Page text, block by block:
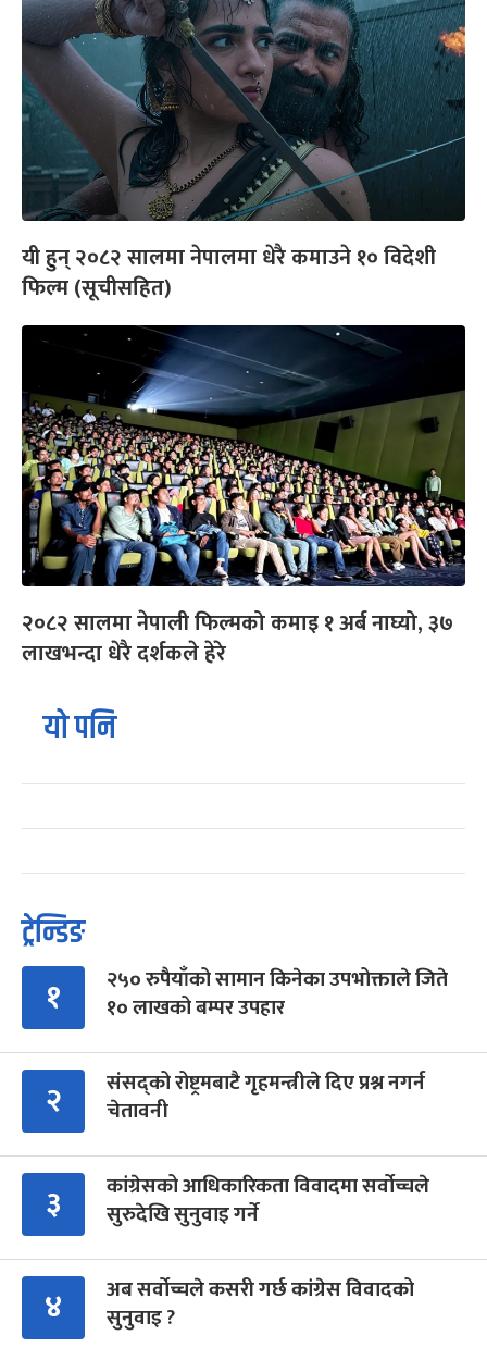
यी हुन् २०८२ सालमा नेपालमा धेरै कमाउने १० विदेशी
फिल्म (सूचीसहित)
२०८२ सालमा नेपाली फिल्मको कमाइ १ अर्ब नाघ्यो, ३७
लाखभन्दा धेरै दर्शकले हेरे
यो पनि
ट्रेन्डिङ
१
२५० रुपैयाँको सामान किनेका उपभोक्ताले जिते
१० लाखको बम्पर उपहार
२
संसद्को रोष्ट्रमबाटै गृहमन्त्रीले दिए प्रश्न नगर्न
चेतावनी
३
कांग्रेसको आधिकारिकता विवादमा सर्वोच्चले
सुरुदेखि सुनुवाइ गर्ने
४
अब सर्वोच्चले कसरी गर्छ कांग्रेस विवादको
सुनुवाइ ?